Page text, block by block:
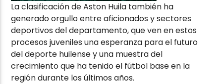
La clasificación de Aston Huila también ha
generado orgullo entre aficionados y sectores
deportivos del departamento, que ven en estos
procesos juveniles una esperanza para el futuro
del deporte huilense y una muestra del
crecimiento que ha tenido el fútbol base en la
región durante los últimos años.